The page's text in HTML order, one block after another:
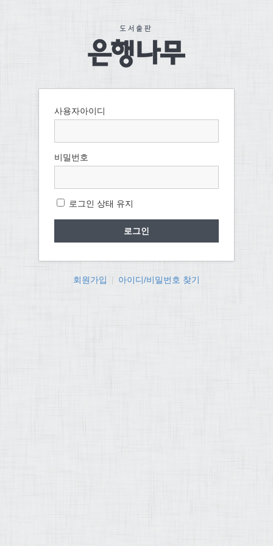
사용자아이디
비밀번호
로그인 상태 유지
회원가입 아이디/비밀번호 찾기